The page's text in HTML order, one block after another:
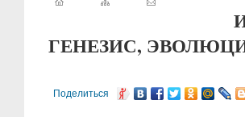
ГЕНЕЗИС,
Поделиться